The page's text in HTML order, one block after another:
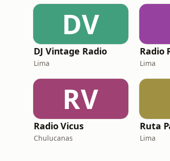
DV
DJ Vintage Radio
Lima Lima
RV
Radio Vicus
Chulucanas Lima